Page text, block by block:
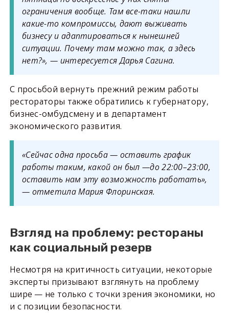
ограничения вообще. Там все-таки нашли
какие-то компромиссы, дают выживать
бизнесу и адаптироваться к нынешней
ситуации. Почему там можно так, а здесь
нет?», — интересуется Дарья Сагина.
С просьбой вернуть прежний режим работы
рестораторы также обратились к губернатору,
бизнес-омбудсмену и в департамент
экономического развития.
«Сейчас одна просьба — оставить график
работы таким, какой он был —до 22:00–23:00,
оставить нам эту возможность работать»,
— отметила Мария Флоринская.
Взгляд на проблему: рестораны
как социальный резерв
Несмотря на критичность ситуации, некоторые
эксперты призывают взглянуть на проблему
шире — не только с точки зрения экономики, но
и с позиции безопасности.